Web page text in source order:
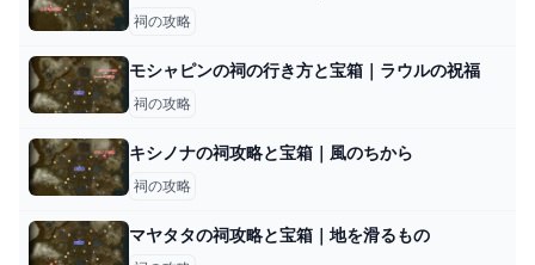
祠の攻略
モシャピンの祠の行き方と宝箱｜ラウルの祝福
祠の攻略
キシノナの祠攻略と宝箱｜風のちから
祠の攻略
マヤタタの祠攻略と宝箱｜地を滑るもの